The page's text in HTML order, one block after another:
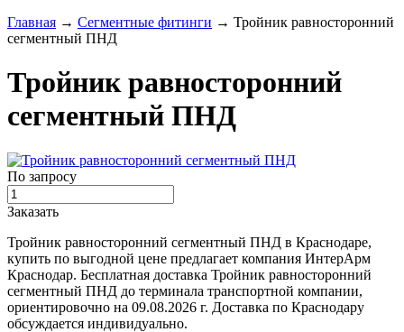
Главная → Сегментные фитинги → Тройник равносторонний
сегментный ПНД
Тройник равносторонний
сегментный ПНД
По запросу
Заказать
Тройник равносторонний сегментный ПНД в Краснодаре,
купить по выгодной цене предлагает компания ИнтерАрм
Краснодар. Бесплатная доставка Тройник равносторонний
сегментный ПНД до терминала транспортной компании,
ориентировочно на 09.08.2026 г. Доставка по Краснодару
обсуждается индивидуально.